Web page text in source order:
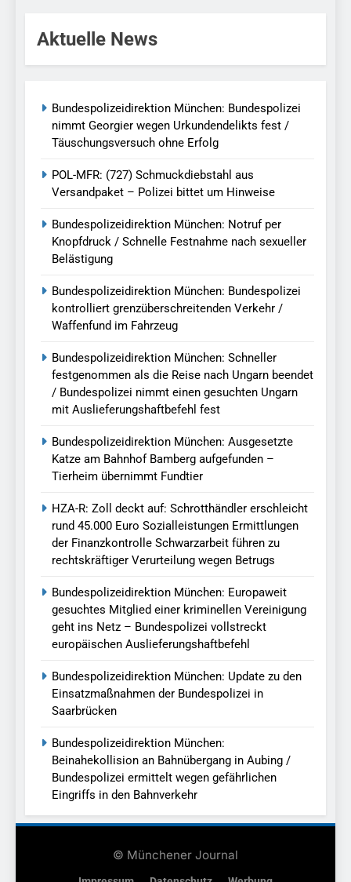
Aktuelle News
Bundespolizeidirektion München: Bundespolizei
nimmt Georgier wegen Urkundendelikts fest /
Täuschungsversuch ohne Erfolg
POL-MFR: (727) Schmuckdiebstahl aus
Versandpaket – Polizei bittet um Hinweise
Bundespolizeidirektion München: Notruf per
Knopfdruck / Schnelle Festnahme nach sexueller
Belästigung
Bundespolizeidirektion München: Bundespolizei
kontrolliert grenzüberschreitenden Verkehr /
Waffenfund im Fahrzeug
Bundespolizeidirektion München: Schneller
festgenommen als die Reise nach Ungarn beendet
/ Bundespolizei nimmt einen gesuchten Ungarn
mit Auslieferungshaftbefehl fest
Bundespolizeidirektion München: Ausgesetzte
Katze am Bahnhof Bamberg aufgefunden –
Tierheim übernimmt Fundtier
HZA-R: Zoll deckt auf: Schrotthändler erschleicht
rund 45.000 Euro Sozialleistungen Ermittlungen
der Finanzkontrolle Schwarzarbeit führen zu
rechtskräftiger Verurteilung wegen Betrugs
Bundespolizeidirektion München: Europaweit
gesuchtes Mitglied einer kriminellen Vereinigung
geht ins Netz – Bundespolizei vollstreckt
europäischen Auslieferungshaftbefehl
Bundespolizeidirektion München: Update zu den
Einsatzmaßnahmen der Bundespolizei in
Saarbrücken
Bundespolizeidirektion München:
Beinahekollision an Bahnübergang in Aubing /
Bundespolizei ermittelt wegen gefährlichen
Eingriffs in den Bahnverkehr
© Münchener Journal